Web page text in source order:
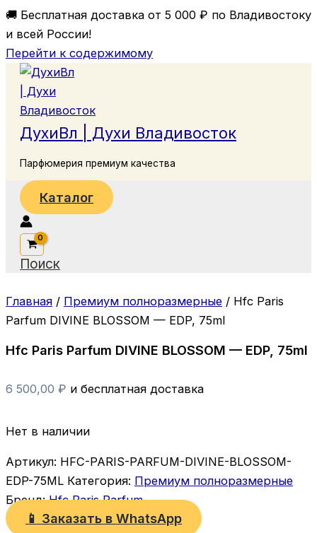
🚚 Бесплатная доставка от 5 000 ₽ по Владивостоку
и всей России!
Перейти к содержимому
ДухиВл | Духи Владивосток
Парфюмерия премиум качества
Каталог
Поиск
Главная / Премиум полноразмерные / Hfc Paris
Parfum DIVINE BLOSSOM — EDP, 75ml
Hfc Paris Parfum DIVINE BLOSSOM — EDP, 75ml
6 500,00 ₽ и бесплатная доставка
Нет в наличии
Артикул: HFC-PARIS-PARFUM-DIVINE-BLOSSOM-
EDP-75ML Категория: Премиум полноразмерные
Бренд:Hfc Paris Parfum
📱 Заказать в WhatsApp